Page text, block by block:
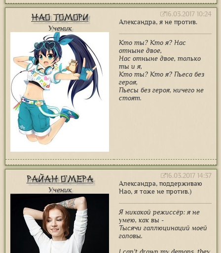
Нао Томори
Ученик
16.03.2017 10:24
Александра, я не против.
Кто ты? Кто я? Нас
отныне двое,
Нас отныне двое, только
ты и я,
Кто ты? Кто я? Пьеса без
героя,
Пьесы без героя, ничего не
стоят.
Райан О'Мера
Ученик
16.03.2017 14:37
Александра, поддерживаю
Нао, я тоже не против.)
Я никакой режиссёр: я не
умею, как вы -
Тысячи галлюцинаций моей
головы.